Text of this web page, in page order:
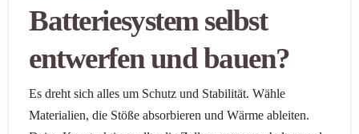
Batteriesystem selbst
entwerfen und bauen?
Es dreht sich alles um Schutz und Stabilität. Wähle
Materialien, die Stöße absorbieren und Wärme ableiten.